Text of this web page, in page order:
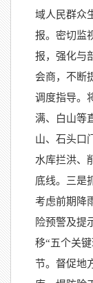
域人民群众
报。密切监
报，强化与
会商，不断
调度指导。
满、白山等
山、石头口
水库拦洪、
底线。三是
考虑前期降
险预警及提
移“五个关
节。督促地